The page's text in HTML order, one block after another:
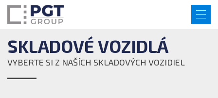
SKLADOVÉ VOZIDLÁ
VYBERTE SI Z NAŠÍCH SKLADOVÝCH VOZIDIEL